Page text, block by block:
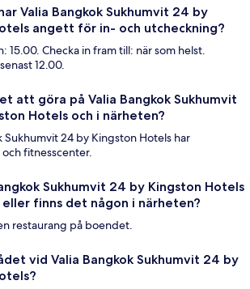
Valia Bangkok Sukhumvit 24 by
angett för in- och utcheckning?
15.00. Checka in fram till: när som helst.
12.00.
att göra på Valia Bangkok Sukhumvit
Hotels och i närheten?
Sukhumvit 24 by Kingston Hotels har
fitnesscenter.
Sukhumvit 24 by Kingston Hotels
finns det någon i närheten?
restaurang på boendet.
vid Valia Bangkok Sukhumvit 24 by